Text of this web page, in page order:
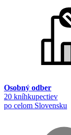
Osobný odber
20 kníhkupectiev
po celom Slovensku